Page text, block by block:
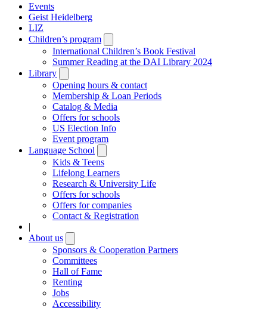
Events
Geist Heidelberg
LIZ
Children’s program
submenu
International Children’s Book Festival
Summer Reading at the DAI Library 2024
Library
submenu
Opening hours & contact
Membership & Loan Periods
Catalog & Media
Offers for schools
US Election Info
Event program
Language School
submenu
Kids & Teens
Lifelong Learners
Research & University Life
Offers for schools
Offers for companies
Contact & Registration
|
About us
submenu
Sponsors & Cooperation Partners
Committees
Hall of Fame
Renting
Jobs
Accessibility